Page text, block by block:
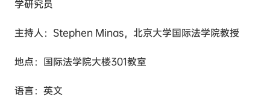
学研究员
主持人：Stephen Minas，北京大学国际法学院教授
地点：国际法学院大楼301教室
语言：英文